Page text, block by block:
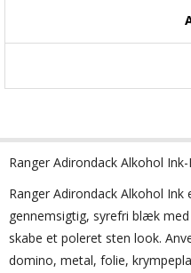
Ranger Adirondack Alkohol
Ranger Adirondack Alkohol Ink
gennemsigtig, syrefri blæk
skabe et poleret sten look.
domino, metal, folie,